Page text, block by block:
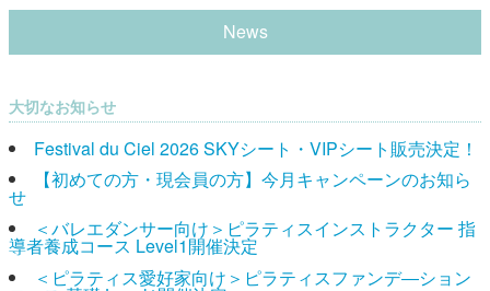
News
大切なお知らせ
Festival du Ciel 2026 SKYシート・VIPシート販売決定！
【初めての方・現会員の方】今月キャンペーンのお知ら
せ
＜バレエダンサー向け＞ピラティスインストラクター 指
導者養成コース Level1開催決定
＜ピラティス愛好家向け＞ピラティスファンデ―ション